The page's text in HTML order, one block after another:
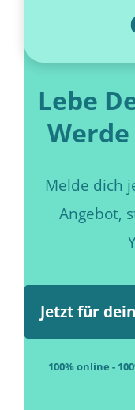
Lebe
Melde dich
Angebot,
Jetzt für
100% online -